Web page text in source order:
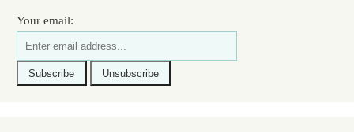
Your email: